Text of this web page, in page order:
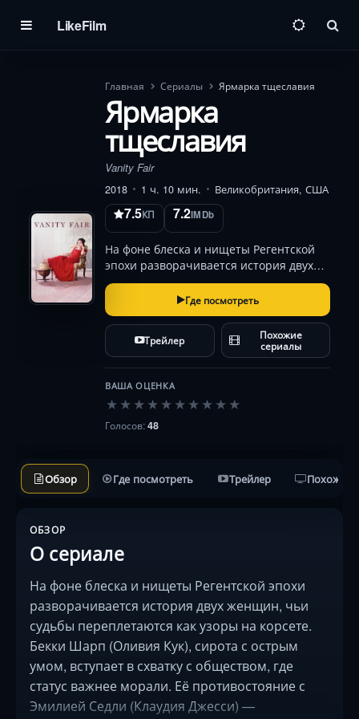
LikeFilm
Главная Сериалы Ярмарка тщеславия
Ярмарка
тщеславия
Vanity Fair
2018
1 ч. 10 мин. Великобритания, США
7.5КП 7.2IMDb
На фоне блеска и нищеты Регентской
эпохи разворачивается история двух
женщин, чьи судьбы переплетаются
как узоры на корсете. Бекки Шарп
(Оливия Кук), сирота с острым умом,
вступает в схватку с обществом, где
статус важне…
Где посмотреть
Трейлер Похожие
сериалы
ВАША ОЦЕНКА
★ ★ ★ ★ ★ ★ ★ ★ ★ ★
Голосов:48
Обзор Где посмотреть Трейлер Похожие
ОБЗОР
О сериале
На фоне блеска и нищеты Регентской эпохи
разворачивается история двух женщин, чьи
судьбы переплетаются как узоры на корсете.
Бекки Шарп (Оливия Кук), сирота с острым
умом, вступает в схватку с обществом, где
статус важнее морали. Её противостояние с
Эмилией Седли (Клаудия Джесси) —